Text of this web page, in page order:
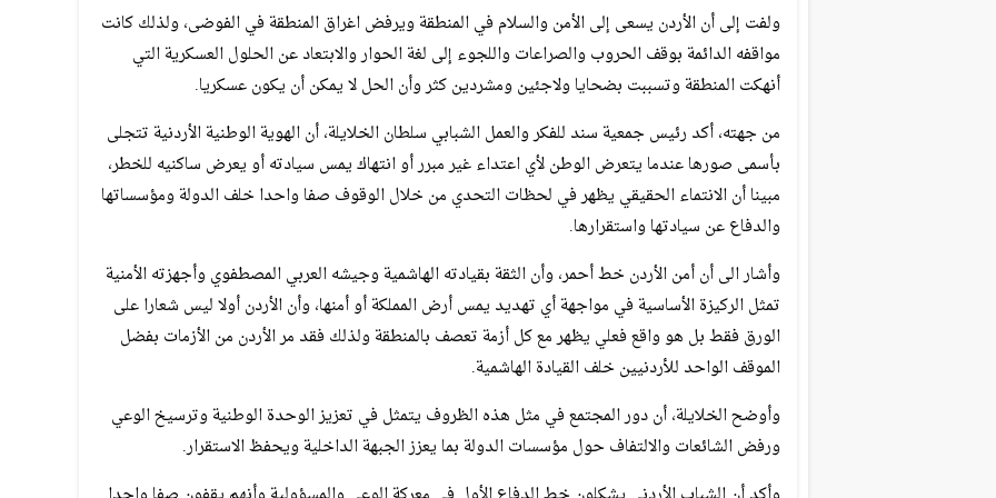
ولفت إلى أن الأردن يسعى إلى الأمن والسلام في المنطقة ويرفض اغراق المنطقة في الفوضى، ولذلك كانت
مواقفه الدائمة بوقف الحروب والصراعات واللجوء إلى لغة الحوار والابتعاد عن الحلول العسكرية التي
أنهكت المنطقة وتسببت بضحايا ولاجئين ومشردين كثر وأن الحل لا يمكن أن يكون عسكريا.
من جهته، أكد رئيس جمعية سند للفكر والعمل الشبابي سلطان الخلايلة، أن الهوية الوطنية الأردنية تتجلى
بأسمى صورها عندما يتعرض الوطن لأي اعتداء غير مبرر أو انتهاك يمس سيادته أو يعرض ساكنيه للخطر،
مبينا أن الانتماء الحقيقي يظهر في لحظات التحدي من خلال الوقوف صفا واحدا خلف الدولة ومؤسساتها
والدفاع عن سيادتها واستقرارها.
وأشار الى أن أمن الأردن خط أحمر، وأن الثقة بقيادته الهاشمية وجيشه العربي المصطفوي وأجهزته الأمنية
تمثل الركيزة الأساسية في مواجهة أي تهديد يمس أرض المملكة أو أمنها، وأن الأردن أولا ليس شعارا على
الورق فقط بل هو واقع فعلي يظهر مع كل أزمة تعصف بالمنطقة ولذلك فقد مر الأردن من الأزمات بفضل
الموقف الواحد للأردنيين خلف القيادة الهاشمية.
وأوضح الخلايلة، أن دور المجتمع في مثل هذه الظروف يتمثل في تعزيز الوحدة الوطنية وترسيخ الوعي
ورفض الشائعات والالتفاف حول مؤسسات الدولة بما يعزز الجبهة الداخلية ويحفظ الاستقرار.